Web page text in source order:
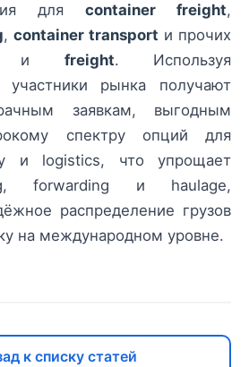
для container freight,
, container transport и прочих
freight. Используя
участники рынка получают
заявкам, выгодным
спектру опций для
и logistics, что упрощает
forwarding и haulage,
распределение грузов
на международном уровне.
к списку статей